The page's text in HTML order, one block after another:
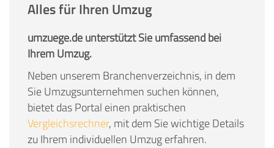
Alles für Ihren Umzug
umzuege.de unterstützt Sie umfassend bei
Ihrem Umzug.
Neben unserem Branchenverzeichnis, in dem
Sie Umzugsunternehmen suchen können,
bietet das Portal einen praktischen
Vergleichsrechner, mit dem Sie wichtige Details
zu Ihrem individuellen Umzug erfahren.